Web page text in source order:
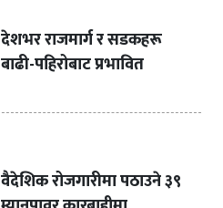
देशभर राजमार्ग र सडकहरू
बाढी-पहिरोबाट प्रभावित
वैदेशिक रोजगारीमा पठाउने ३९